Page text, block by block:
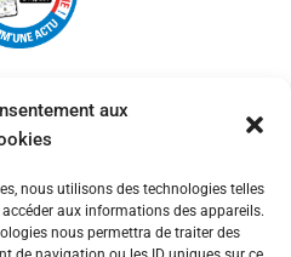
aux
nous utilisons des technologies telles
aux informations des appareils.
nous permettra de traiter des
Un service proposé par
Site